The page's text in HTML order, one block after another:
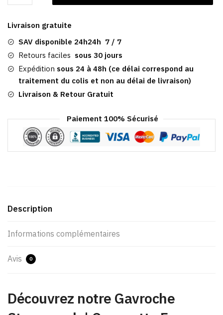
Gavroche
|
Casquette
Femme
Livraison gratuite
SAV disponible 24h24h 7 / 7
Retours faciles sous 30 jours
Expédition sous 24 à 48h (ce délai correspond au
traitement du colis et non au délai de livraison)
Livraison & Retour Gratuit
Paiement 100% Sécurisé
Description
Informations complémentaires
Avis 0
Découvrez notre Gavroche